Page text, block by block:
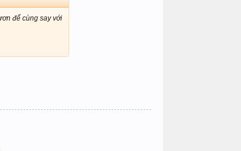
để cùng say với